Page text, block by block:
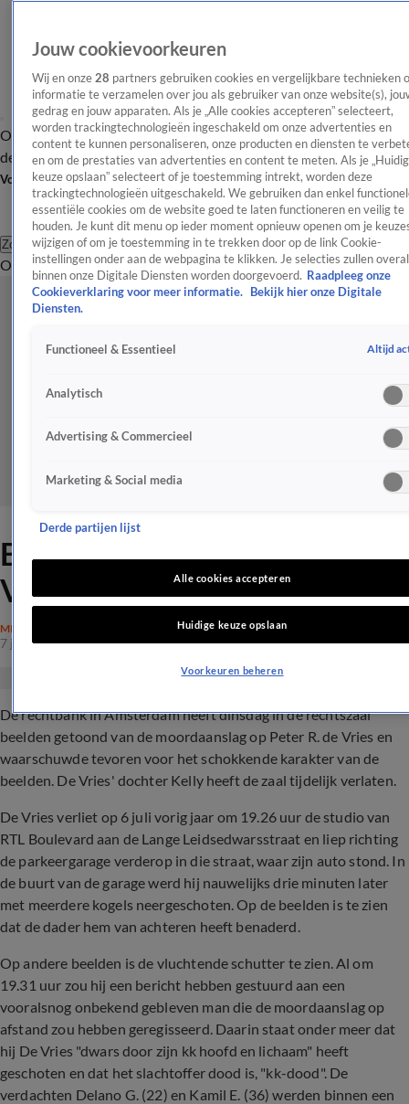
OverzichtAfleveringen Entertainment TV Algemeen
Tip
de redactieNieuwsbrief
Volg Shownieuws
Zoeken
OverzichtEntertainmentSpraakmakendRealityCrimeVideo's
Beelden moord Peter R. de
Vries in rechtszaal getoond
MISDAAD
7 juni 2022, 11:25
De rechtbank in Amsterdam heeft dinsdag in de rechtszaal
beelden getoond van de moordaanslag op Peter R. de Vries en
waarschuwde tevoren voor het schokkende karakter van de
beelden. De Vries' dochter Kelly heeft de zaal tijdelijk verlaten.
De Vries verliet op 6 juli vorig jaar om 19.26 uur de studio van
RTL Boulevard aan de Lange Leidsedwarsstraat en liep richting
de parkeergarage verderop in die straat, waar zijn auto stond. In
de buurt van de garage werd hij nauwelijks drie minuten later
met meerdere kogels neergeschoten. Op de beelden is te zien
dat de dader hem van achteren heeft benaderd.
Op andere beelden is de vluchtende schutter te zien. Al om
19.31 uur zou hij een bericht hebben gestuurd aan een
vooralsnog onbekend gebleven man die de moordaanslag op
afstand zou hebben geregisseerd. Daarin staat onder meer dat
hij De Vries "dwars door zijn kk hoofd en lichaam" heeft
geschoten en dat het slachtoffer dood is, "kk-dood". De
verdachten Delano G. (22) en Kamil E. (36) werden binnen een
Jouw cookievoorkeuren
Wij en onze 28 partners gebruiken cookies en vergelijkbare technieken
informatie te verzamelen over jou als gebruiker van onze website(s),
gedrag en jouw apparaten. Als je „Alle cookies accepteren” selecteert,
worden trackingtechnologieën ingeschakeld om onze advertenties en
content te kunnen personaliseren, onze producten en diensten te
en om de prestaties van advertenties en content te meten. Als je
keuze opslaan” selecteert of je toestemming intrekt, worden deze
trackingtechnologieën uitgeschakeld. We gebruiken dan enkel
essentiële cookies om de website goed te laten functioneren en veilig te
houden. Je kunt dit menu op ieder moment opnieuw openen om je
wijzigen of om je toestemming in te trekken door op de link Cookie-
instellingen onder aan de webpagina te klikken. Je selecties zullen overal
binnen onze Digitale Diensten worden doorgevoerd. Raadpleeg onze
Cookieverklaring voor meer informatie.
Bekijk hier onze Digitale
Diensten.
Functioneel & Essentieel Altijd
Analytisch
Advertising & Commercieel
Marketing & Social media
Derde partijen lijst
Alle cookies accepteren
Huidige keuze opslaan
Voorkeuren beheren